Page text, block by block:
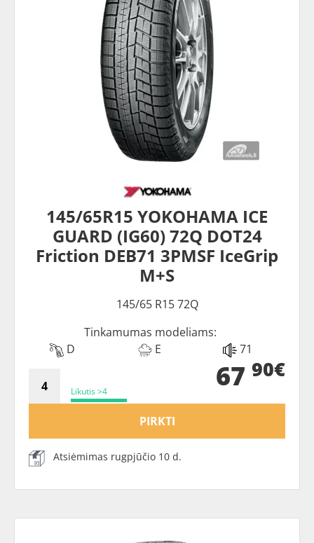
145/65R15 YOKOHAMA ICE
GUARD (IG60) 72Q DOT24
Friction DEB71 3PMSF IceGrip
M+S
145/65 R15 72Q
Tinkamumas modeliams:
D
E 71
Likutis >4 67 90€
PIRKTI
Atsiėmimas rugpjūčio 10 d.